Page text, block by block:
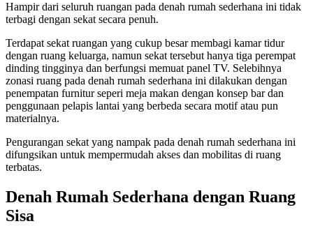
Hampir dari seluruh ruangan pada denah rumah sederhana ini tidak
terbagi dengan sekat secara penuh.
Terdapat sekat ruangan yang cukup besar membagi kamar tidur
dengan ruang keluarga, namun sekat tersebut hanya tiga perempat
dinding tingginya dan berfungsi memuat panel TV. Selebihnya
zonasi ruang pada denah rumah sederhana ini dilakukan dengan
penempatan furnitur seperi meja makan dengan konsep bar dan
penggunaan pelapis lantai yang berbeda secara motif atau pun
materialnya.
Pengurangan sekat yang nampak pada denah rumah sederhana ini
difungsikan untuk mempermudah akses dan mobilitas di ruang
terbatas.
Denah Rumah Sederhana dengan Ruang
Sisa